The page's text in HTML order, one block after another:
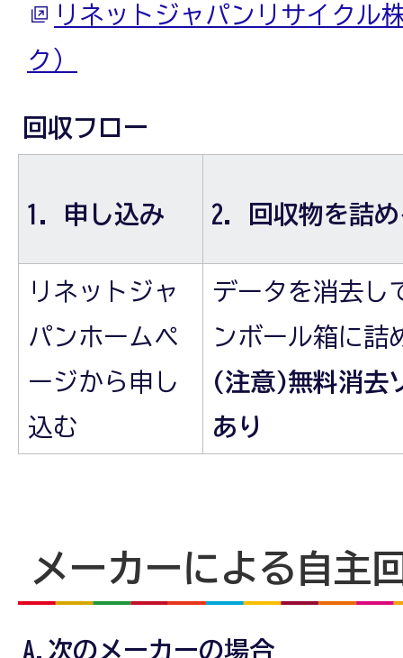
リネットジャパンリサイクル
ク）
回収フロー
申し込み 回収物を詰
リネットジャ
パンホームペ
ージから申し
込む
データを消去し
ンボール箱に詰
(注意)無料消去
あり
メーカーによる自主
A.次のメーカーの場合